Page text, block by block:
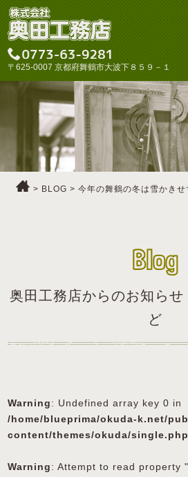
〒625-0007 京都府舞鶴市大波下８５９－１
> BLOG > 今年の舞鶴の冬は雪かきせ
Blog
奥田工務店からのお知ら
ど
Warning: Undefined array key 0 in
/home/blueprima/okuda-k.net/
content/themes/okuda/single.php
Warning: Attempt to read property